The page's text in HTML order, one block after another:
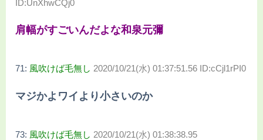
ID:UnXhwCQj0
肩幅がすごいんだよな和泉元彌
71: 風吹けば毛無し 2020/10/21(水) 01:37:51.56 ID:cCjl1rPI0
マジかよワイより小さいのか
73: 風吹けば毛無し 2020/10/21(水) 01:38:38.95